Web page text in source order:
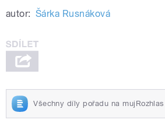
autor: Šárka Rusnáková
Všechny díly pořadu na mujRozhlas